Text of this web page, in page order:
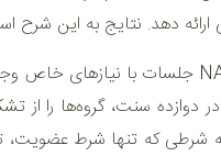
دهد. نتایج به این شرح
دوازده سنت، گروه‌ها را از
شرطی که تنها شرط